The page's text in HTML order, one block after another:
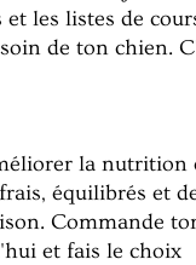
les listes de
de ton chien.
la nutrition
équilibrés et
Commande
et fais le choix